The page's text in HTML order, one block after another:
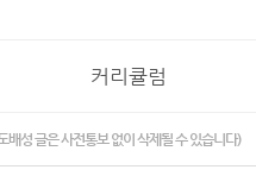
커리큘럼
배성 글은 사전통보 없이 삭제될 수 있습니다)